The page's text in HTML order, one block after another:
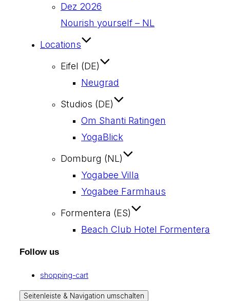
Dez 2026
Nourish yourself – NL
Locations
Eifel (DE)
Neugrad
Studios (DE)
Om Shanti Ratingen
YogaBlick
Domburg (NL)
Yogabee Villa
Yogabee Farmhaus
Formentera (ES)
Beach Club Hotel Formentera
Follow us
shopping-cart
Seitenleiste & Navigation umschalten